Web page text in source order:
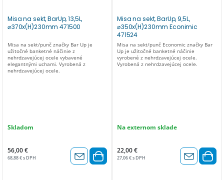
Misa na sekt, BarUp, 13,5L,
⌀370x(H)230mm 471500
Misa na sekt/punč značky Bar Up je
užitočné banketné náčinie z
nehrdzavejúcej ocele vybavené
elegantnými uchami. Vyrobená z
nehrdzavejúcej ocele.
Skladom
56,00 €
68,88 € s DPH
Misa na sekt, BarUp, 9,5L,
⌀350x(H)230mm Econimic
471524
Misa na sekt/punč Economic značky Bar
Up je užitočné banketné náčinie
vyrobené z nehrdzavejúcej ocele.
Vyrobená z nehrdzavejúcej ocele.
Na externom sklade
22,00 €
27,06 € s DPH